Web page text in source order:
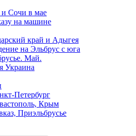
и Сочи в мае
на машине
край и Адыгея
на Эльбрус с юга
Май.
Украина
Петербург
Крым
Приэльбрусье